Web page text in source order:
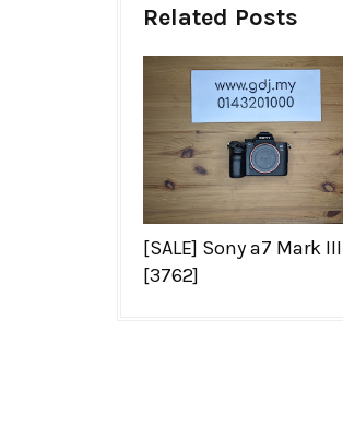
Related Posts
[SALE] Sony a7 Mark III
[3762]